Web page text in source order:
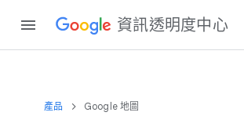
資訊​透明度​中心
產品 Google 地圖